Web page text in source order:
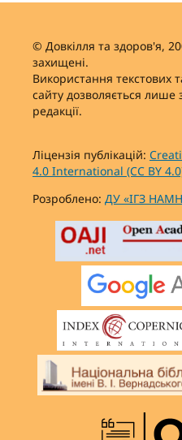
© Довкілля та здоров'я,
захищені.
Використання текстових
сайту дозволяється лише
редакції.
Ліцензія публікацій:
4.0 International (CC BY
Розроблено: ДУ «ІГЗ